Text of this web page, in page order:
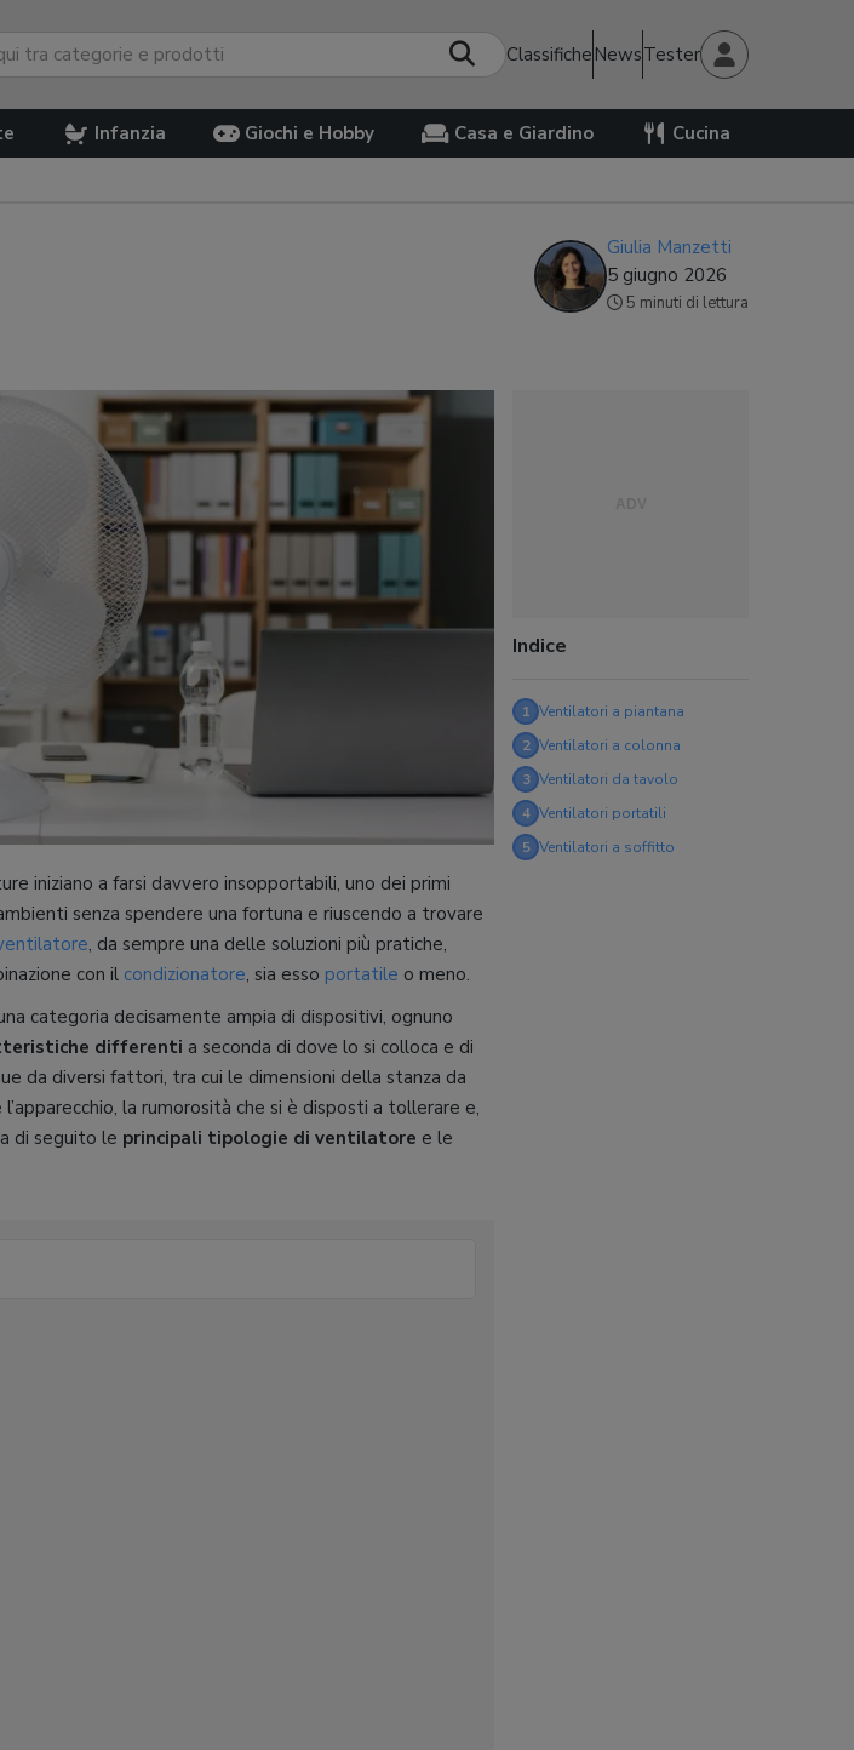
Classifiche NewsTester
Infanzia Giochi e Hobby Casa e Giardino Cucina
Giulia Manzetti
5 giugno 2026
5 minuti di lettura
Indice
1 Ventilatori a piantana
2 Ventilatori a colonna
3 Ventilatori da tavolo
4 Ventilatori portatili
5 Ventilatori a soffitto
iniziano a farsi davvero insopportabili, uno dei primi
senza spendere una fortuna e riuscendo a trovare
, da sempre una delle soluzioni più pratiche,
con il condizionatore, sia esso portatile o meno.
categoria decisamente ampia di dispositivi, ognuno
differenti a seconda di dove lo si colloca e di
da diversi fattori, tra cui le dimensioni della stanza da
la rumorosità che si è disposti a tollerare e,
di seguito le principali tipologie di ventilatore e le